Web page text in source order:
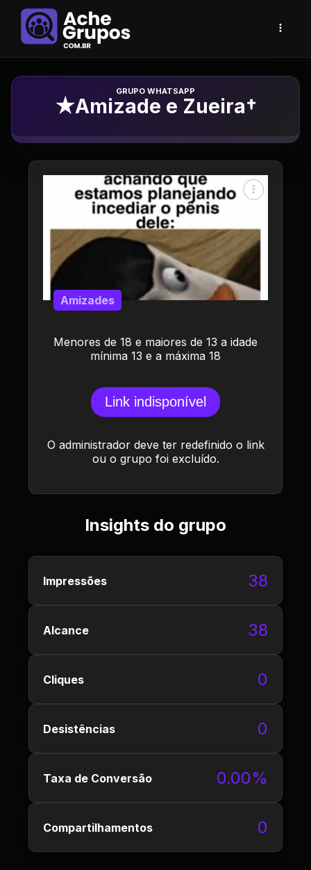
Grupo de Whatsapp
★Amizade e Zueira†
Menores de 18 e maiores de 13 a idade
mínima 13 e a máxima 18
Amizades
Link indisponível
O administrador deve ter redefinido o link
ou o grupo foi excluído.
Insights do grupo
Impressões 38
Alcance 38
Cliques 0
Desistências 0
Taxa de Conversão 0.00%
Compartilhamentos 0